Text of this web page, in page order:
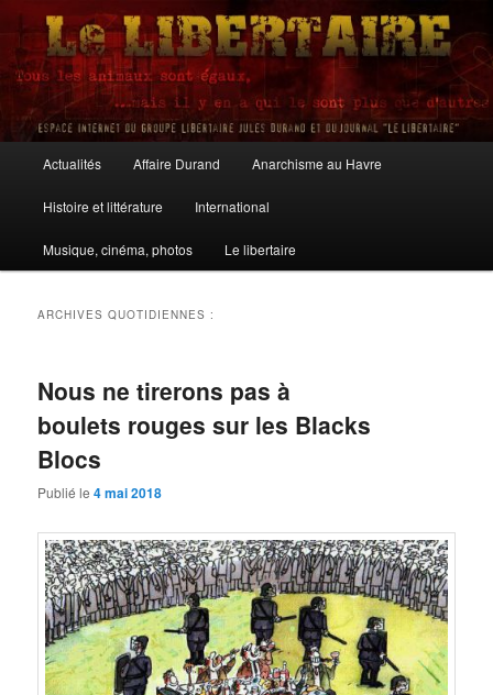
Aller
contenu
principal
Aller
contenu
secondaire
Le Libertaire
principal
Actualités Affaire Durand Anarchisme au Havre
Histoire et littérature International
Musique, cinéma, photos Le libertaire
ARCHIVES QUOTIDIENNES :
Nous ne tirerons pas à
boulets rouges sur les Blacks
Blocs
Publié le4 mai 2018